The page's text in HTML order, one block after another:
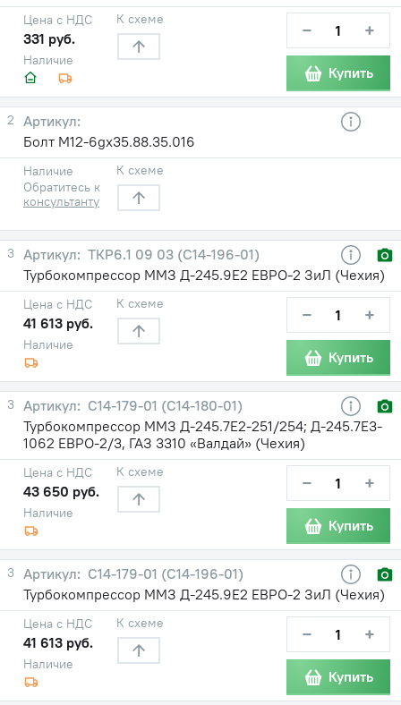
Наличие
Цена с НДС
331 руб.
К схеме − +
Купить
2
Болт М12-6gx35.88.35.016
Наличие
Обратитесь к
консультанту
К схеме
3
ТКР6.1 09 03 (С14-196-01)
Турбокомпрессор ММЗ Д-245.9Е2 ЕВРО-2 ЗиЛ (Чехия)
Наличие
Цена с НДС
41 613 руб.
К схеме − +
Купить
3
С14-179-01 (С14-180-01)
Турбокомпрессор ММЗ Д-245.7Е2-251/254; Д-245.7Е3-
1062 ЕВРО-2/3, ГАЗ 3310 «Валдай» (Чехия)
Наличие
Цена с НДС
43 650 руб.
К схеме − +
Купить
3
С14-179-01 (С14-196-01)
Турбокомпрессор ММЗ Д-245.9Е2 ЕВРО-2 ЗиЛ (Чехия)
Наличие
Цена с НДС
41 613 руб.
К схеме − +
Купить